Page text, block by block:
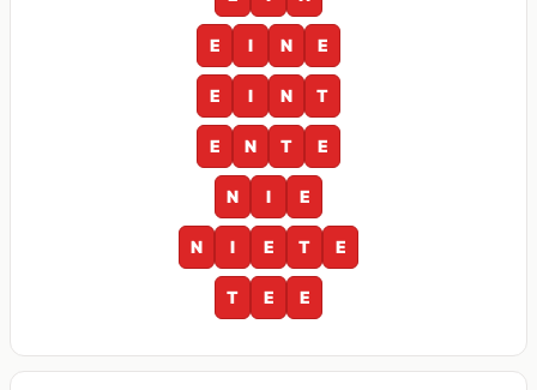
E I N E
E I N T
E N T E
N I E
N I E T E
T E E